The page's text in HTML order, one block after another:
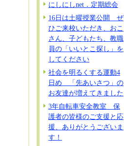
にしにしnet．定期総会
16日は土曜授業公開 ぜ
ひご来校いただき、おこ
さん、子どもたち、教職
員の「いいとこ探し」を
してください
社会を明るくする運動4
日め 「先あいさつ」の
お友達が増えてきました
3年自転車安全教室 保
護者の皆様のご支援と応
援、ありがとうございま
す！